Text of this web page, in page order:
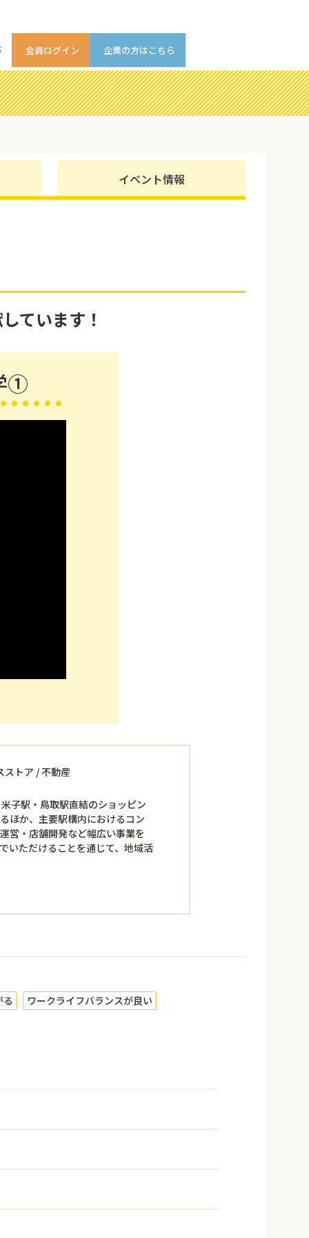
会員ログイン 企業の方はこちら
イベント情報
ています！
①
ストア / 不動産
子駅・鳥取駅直結のショッピン
ほか、主要駅構内におけるコン
営・店舗開発など幅広い事業を
いただけることを通じて、地域活
る ワークライフバランスが良い